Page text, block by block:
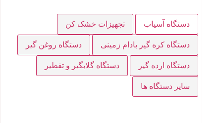
دستگاه آسیاب تجهیزات خشک کن
دستگاه کره گیر بادام زمینی دستگاه روغن گیر
دستگاه ارده گیر دستگاه گلابگیر و تقطیر
سایر دستگاه ها